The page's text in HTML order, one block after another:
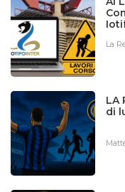
La
LA
di